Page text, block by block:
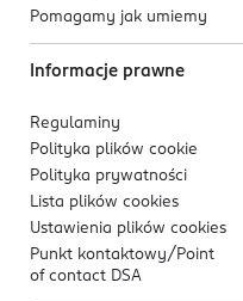
Pomagamy jak umiemy
Informacje prawne
Regulaminy
Polityka plików cookie
Polityka prywatności
Lista plików cookies
Ustawienia plików cookies
Punkt kontaktowy/ Point
of contact DSA